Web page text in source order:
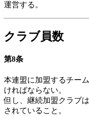
運営する。
クラブ員数
第8条
本連盟に加盟するチー
ければならない。
但し、継続加盟クラブ
されていること。